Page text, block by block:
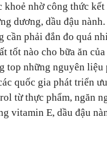
nhờ công thức
dương, dầu đậu
cần phải đắn đo quá
tốt nào cho bữa ăn
top những nguyên liệu
quốc gia phát triển
từ thực phẩm, ngăn
vitamin E, dầu đậu